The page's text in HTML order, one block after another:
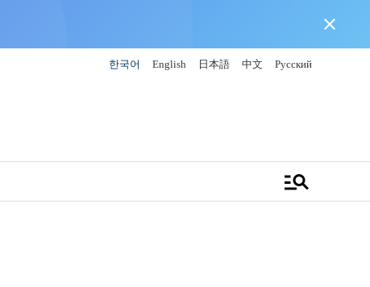
close
한국어 English 日本語 中文 Русский
manage_search